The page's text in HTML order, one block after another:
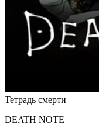
Тетрадь смерти
DEATH NOTE